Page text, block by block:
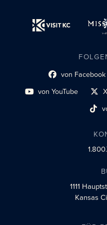
Link zum sozialen
von Facebook
Link zum sozialen Profil
von YouTube X
Link
1111
Kansas